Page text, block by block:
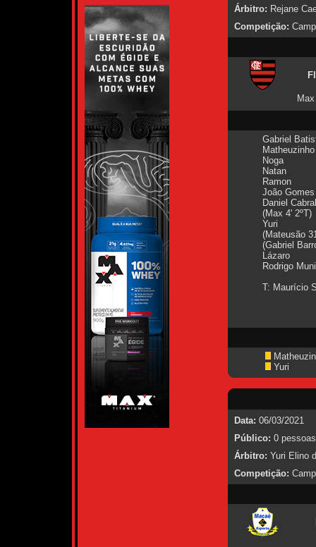
Árbitro: Rejane
Competição:
Gabriel
Matheuzinho
Noga
Natan
Ramon
João Gomes
Daniel Cabral
(Max 4' 2ºT)
Yuri
(Mateusão
(Gabriel
Lázaro
Rodrigo
T: Maurício
Yuri
Data: 06/03/2021
Público: 0 pessoas
Árbitro: Yuri Elino
Competição: